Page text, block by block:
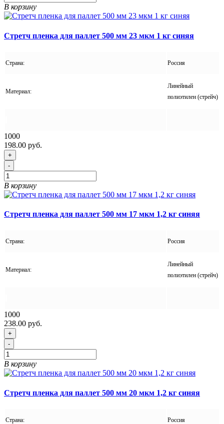
В корзину
Стретч пленка для паллет 500 мм 23 мкм 1 кг синяя
Страна: Россия
Материал:
Линейный
полиэтилен (стрейч)
1000
198.00 руб.
+
-
В корзину
Стретч пленка для паллет 500 мм 17 мкм 1,2 кг синяя
Страна: Россия
Материал:
Линейный
полиэтилен (стрейч)
1000
238.00 руб.
+
-
В корзину
Стретч пленка для паллет 500 мм 20 мкм 1,2 кг синяя
Страна: Россия